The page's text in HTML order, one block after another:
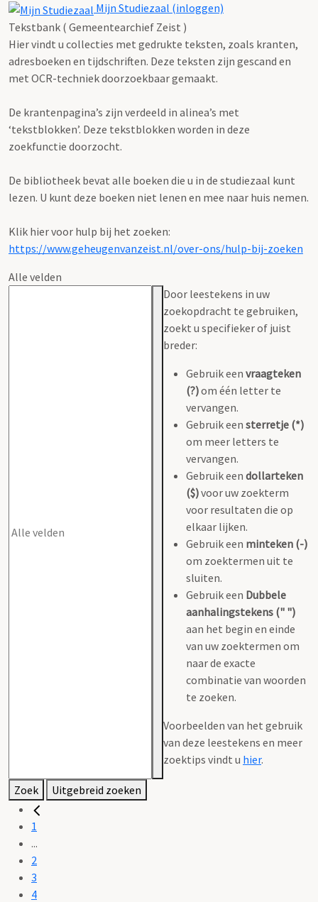
Mijn Studiezaal (inloggen)
Tekstbank ( Gemeentearchief Zeist )
Hier vindt u collecties met gedrukte teksten, zoals kranten,
adresboeken en tijdschriften. Deze teksten zijn gescand en
met OCR-techniek doorzoekbaar gemaakt.
De krantenpagina’s zijn verdeeld in alinea’s met
‘tekstblokken’. Deze tekstblokken worden in deze
zoekfunctie doorzocht.
De bibliotheek bevat alle boeken die u in de studiezaal kunt
lezen. U kunt deze boeken niet lenen en mee naar huis nemen.
Klik hier voor hulp bij het zoeken:
https://www.geheugenvanzeist.nl/over-ons/hulp-bij-zoeken
Alle velden
Door leestekens in uw
zoekopdracht te gebruiken,
zoekt u specifieker of juist
breder:
Gebruik een vraagteken
(?)om één letter te
vervangen.
Gebruik een sterretje (*)
om meer letters te
vervangen.
Gebruik een dollarteken
($)voor uw zoekterm
voor resultaten die op
elkaar lijken.
Gebruik een minteken (-)
om zoektermen uit te
sluiten.
Gebruik een Dubbele
aanhalingstekens (" ")
aan het begin en einde
van uw zoektermen om
naar de exacte
combinatie van woorden
te zoeken.
Voorbeelden van het gebruik
van deze leestekens en meer
zoektips vindt u hier.
Zoek Uitgebreid zoeken
1
...
2
3
4